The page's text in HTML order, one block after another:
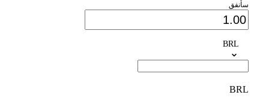
سأنفق
BRL
BRL